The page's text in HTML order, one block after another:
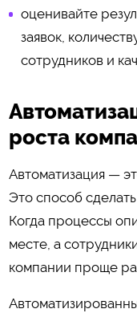
оценивайте
заявок,
сотрудников и
роста
Автоматизация —
Это способ
Когда процессы
месте, а
компании проще